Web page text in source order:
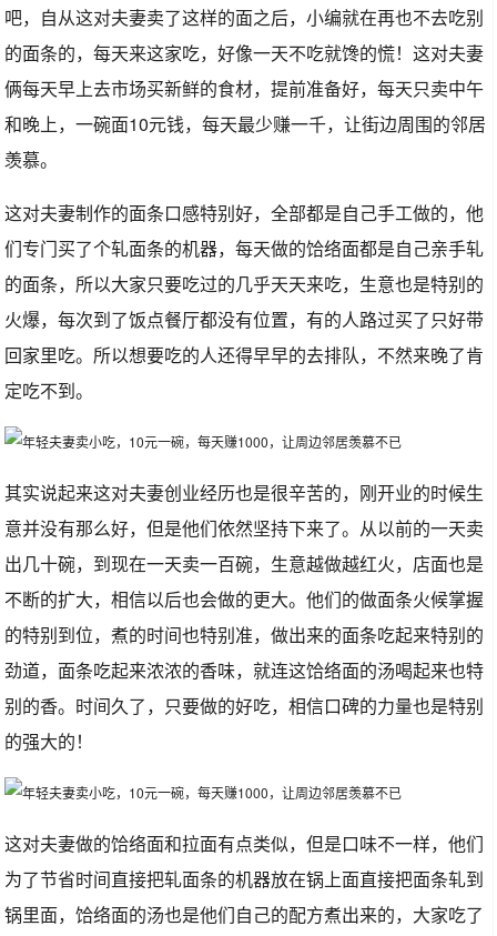
吧，自从这对夫妻卖了这样的面之后，小编就在再也不去吃别
的面条的，每天来这家吃，好像一天不吃就馋的慌！这对夫妻
俩每天早上去市场买新鲜的食材，提前准备好，每天只卖中午
和晚上，一碗面10元钱，每天最少赚一千，让街边周围的邻居
羡慕。
这对夫妻制作的面条口感特别好，全部都是自己手工做的，他
们专门买了个轧面条的机器，每天做的饸络面都是自己亲手轧
的面条，所以大家只要吃过的几乎天天来吃，生意也是特别的
火爆，每次到了饭点餐厅都没有位置，有的人路过买了只好带
回家里吃。所以想要吃的人还得早早的去排队，不然来晚了肯
定吃不到。
其实说起来这对夫妻创业经历也是很辛苦的，刚开业的时候生
意并没有那么好，但是他们依然坚持下来了。从以前的一天卖
出几十碗，到现在一天卖一百碗，生意越做越红火，店面也是
不断的扩大，相信以后也会做的更大。他们的做面条火候掌握
的特别到位，煮的时间也特别准，做出来的面条吃起来特别的
劲道，面条吃起来浓浓的香味，就连这饸络面的汤喝起来也特
别的香。时间久了，只要做的好吃，相信口碑的力量也是特别
的强大的！
这对夫妻做的饸络面和拉面有点类似，但是口味不一样，他们
为了节省时间直接把轧面条的机器放在锅上面直接把面条轧到
锅里面，饸络面的汤也是他们自己的配方煮出来的，大家吃了